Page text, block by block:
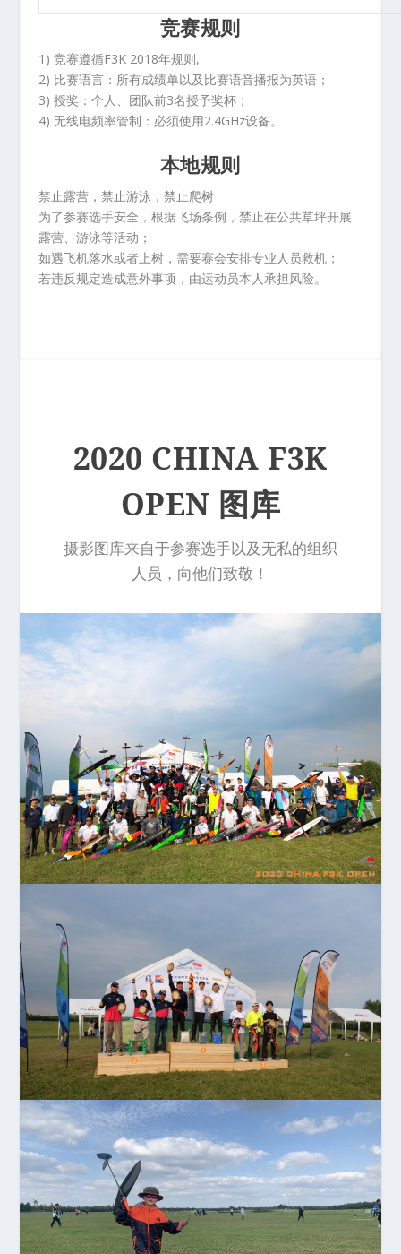
竞赛规则
1) 竞赛遵循F3K 2018年规则,
2) 比赛语言：所有成绩单以及比赛语音播报为英语；
3) 授奖：个人、团队前3名授予奖杯；
4) 无线电频率管制：必须使用2.4GHz设备。
本地规则
禁止露营，禁止游泳，禁止爬树
为了参赛选手安全，根据飞场条例，禁止在公共草坪开展
露营、游泳等活动；
如遇飞机落水或者上树，需要赛会安排专业人员救机；
若违反规定造成意外事项，由运动员本人承担风险。
2020 CHINA F3K
OPEN 图库
摄影图库来自于参赛选手以及无私的组织
人员，向他们致敬！